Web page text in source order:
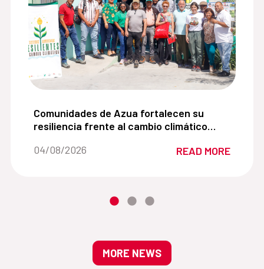
adolescentes promoviendo una comprensión
Comunidades de Azua fortalecen su resiliencia
Comunidades de Azua fortalecen su
resiliencia frente al cambio climático
sostenible del agua
Date of the news::
04/08/2026 READ MORE
MORE NEWS